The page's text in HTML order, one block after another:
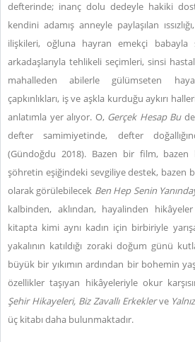
defterinde; inanç dolu dedeyle hakiki
kendini adamış anneyle paylaşılan
ilişkileri, oğluna hayran emekçi
arkadaşlarıyla tehlikeli seçimleri, sinsi
mahalleden abilerle gülümseten
çapkınlıkları, iş ve aşkla kurduğu aykırı
anlatımla yer alıyor. O, Gerçek Hesap Bu
defter samimiyetinde, defter
(Gündoğdu 2018). Bazen bir film,
şöhretin eşiğindeki sevgiliye destek, bazen
olarak görülebilecek Ben Hep Senin
kalbinden, aklından, hayalinden
kitapta kimi aynı kadın için birbiriyle
yakalının katıldığı zoraki doğum günü
büyük bir yıkımın ardından bir bohemin
özellikler taşıyan hikâyeleriyle okur
Şehir Hikayeleri, Biz Zavallı Erkeklerve
üç kitabı daha bulunmaktadır.